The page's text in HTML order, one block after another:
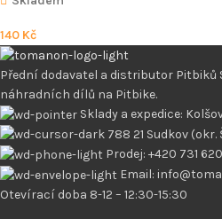
140 Kč
Přední dodavatel a distributor Pitbiků
náhradních dílů na Pitbike.
Sklady a expedice:
788 21 Sudkov
Prodej: +420 731
Email:
Otevírací doba 8-12 – 12:30-15:30